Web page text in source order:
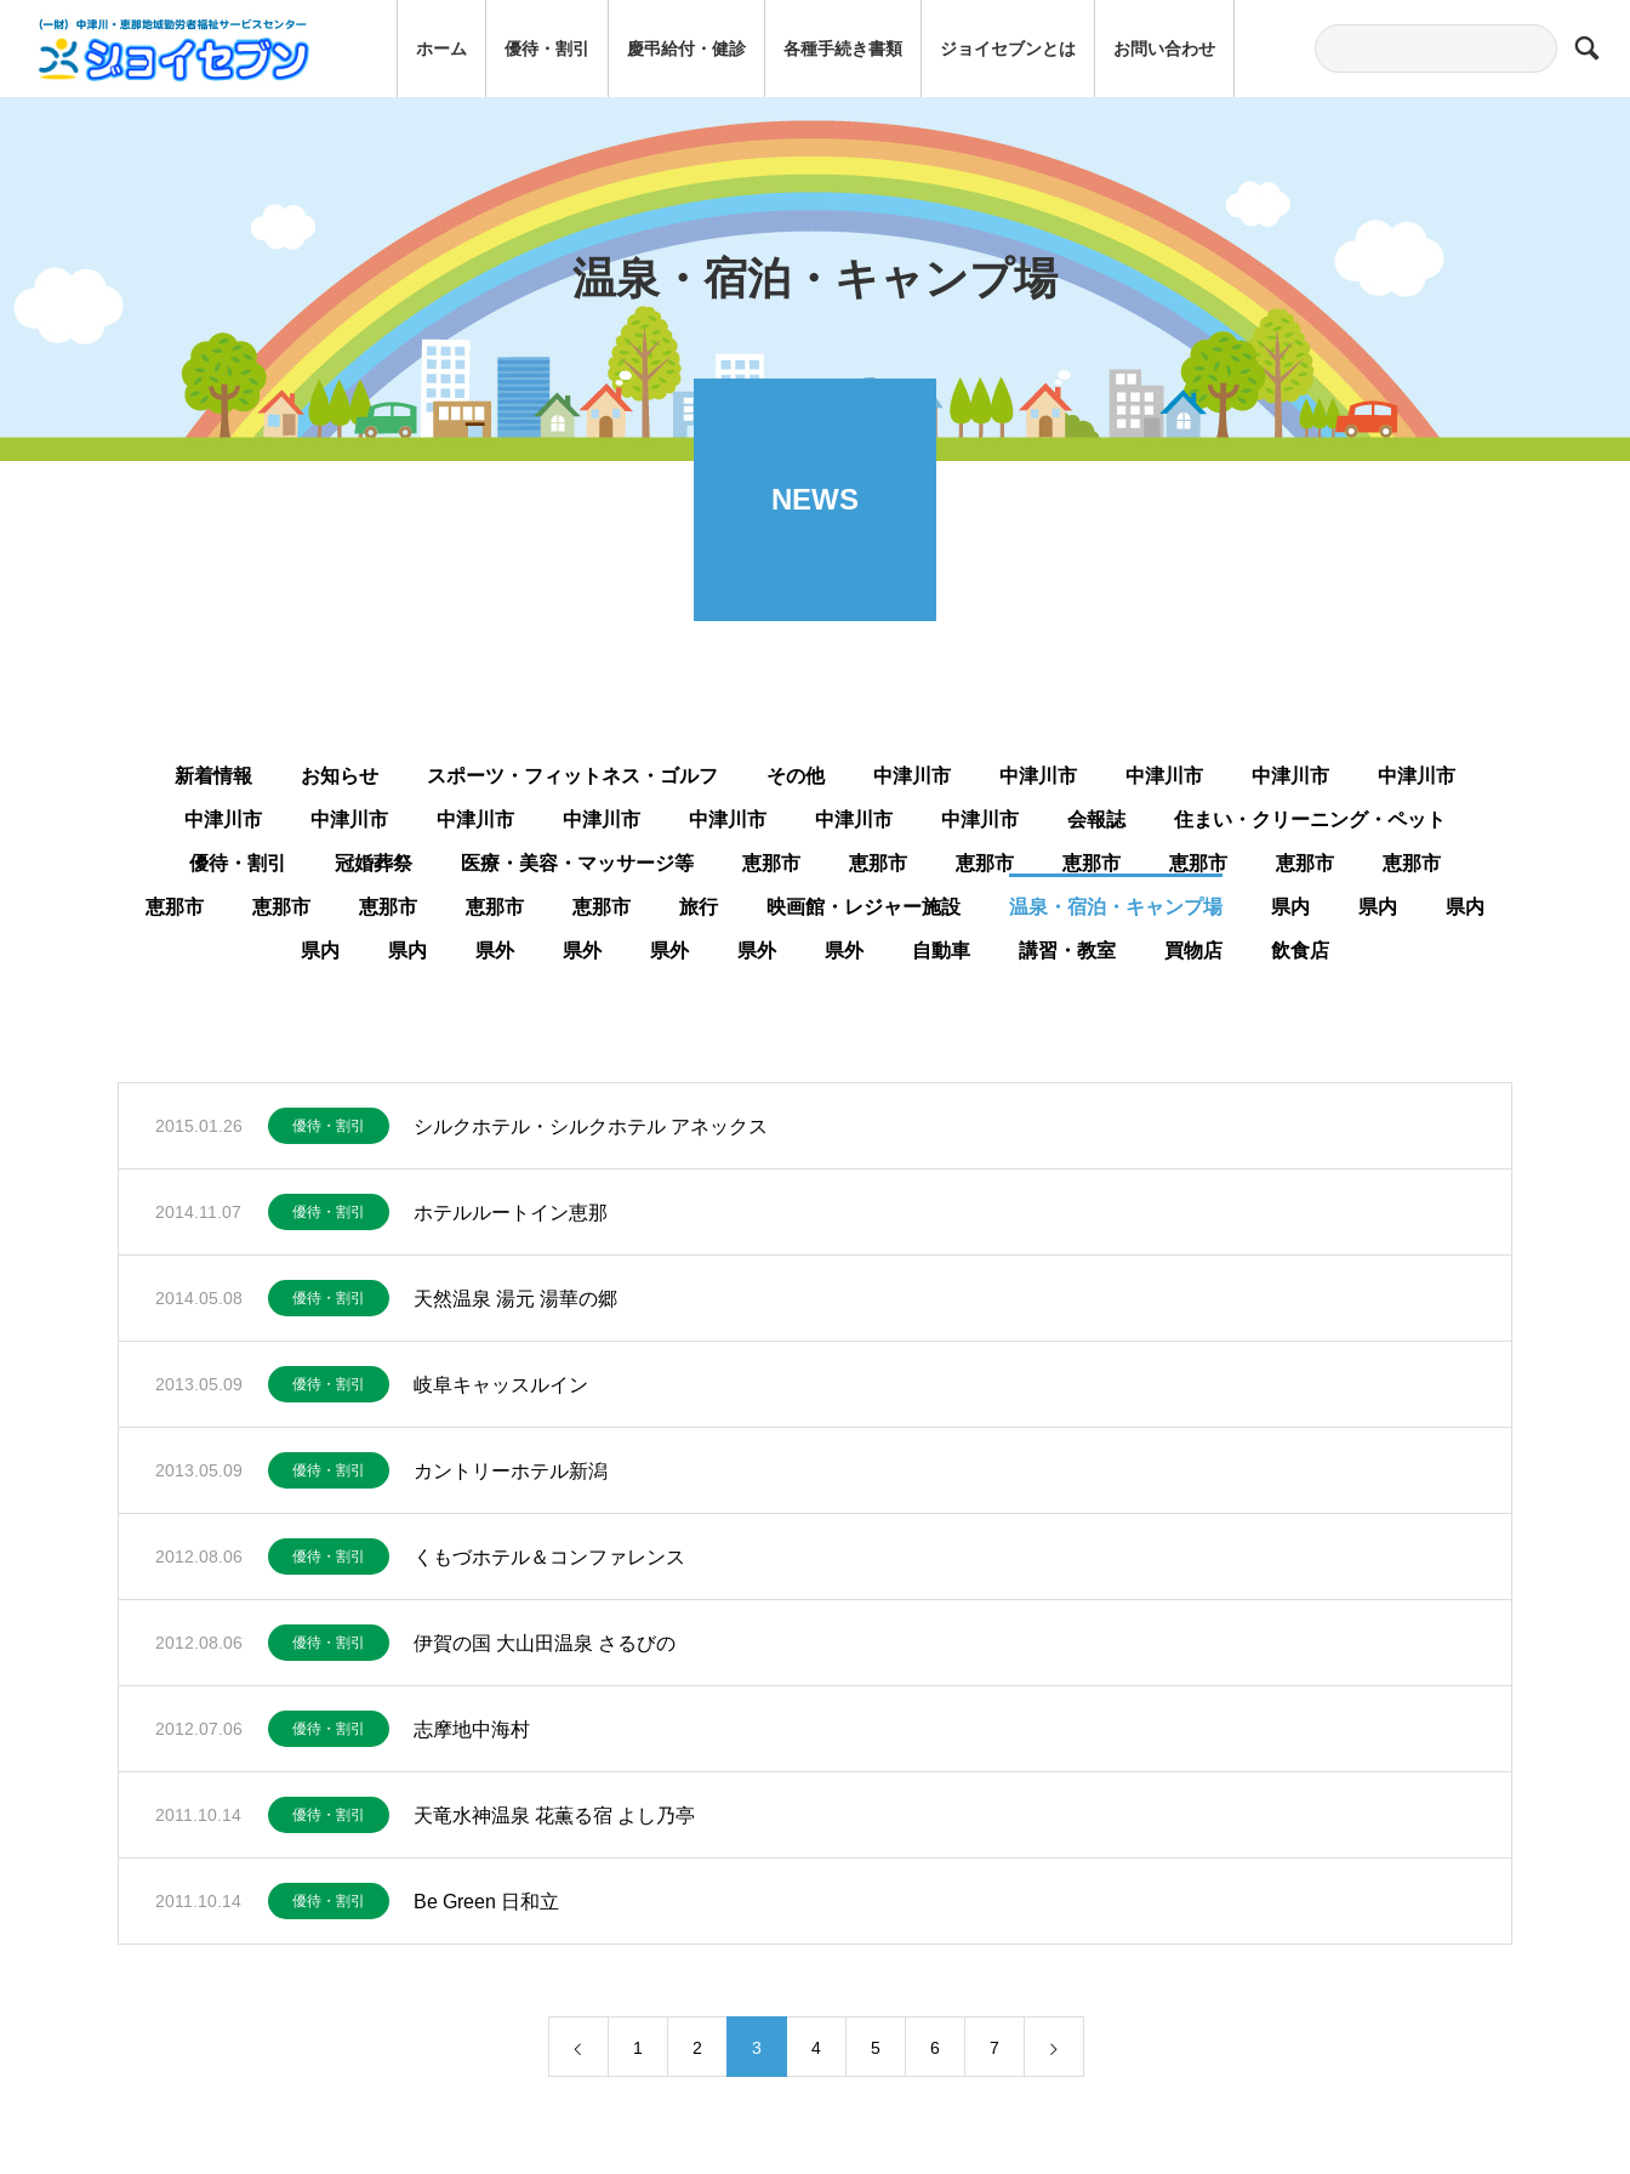
ホーム 優待・割引 慶弔給付・健診 各種手続き書類 ジョイセブンとは お問い合わせ
温泉・宿泊・キャンプ場
NEWS
新着情報 お知らせ スポーツ・フィットネス・ゴルフ その他 中津川市 中津川市 中津川市 中津川市 中津川市
中津川市 中津川市 中津川市 中津川市 中津川市 中津川市 中津川市 会報誌 住まい・クリーニング・ペット
優待・割引 冠婚葬祭 医療・美容・マッサージ等 恵那市 恵那市 恵那市 恵那市 恵那市 恵那市 恵那市
恵那市 恵那市 恵那市 恵那市 恵那市 旅行 映画館・レジャー施設 温泉・宿泊・キャンプ場 県内 県内 県内
県内 県内 県外 県外 県外 県外 県外 自動車 講習・教室 買物店 飲食店
2015.01.26 優待・割引 シルクホテル・シルクホテル アネックス
2014.11.07 優待・割引 ホテルルートイン恵那
2014.05.08 優待・割引 天然温泉 湯元 湯華の郷
2013.05.09 優待・割引 岐阜キャッスルイン
2013.05.09 優待・割引 カントリーホテル新潟
2012.08.06 優待・割引 くもづホテル＆コンファレンス
2012.08.06 優待・割引 伊賀の国 大山田温泉 さるびの
2012.07.06 優待・割引 志摩地中海村
2011.10.14 優待・割引 天竜水神温泉 花薫る宿 よし乃亭
2011.10.14 優待・割引 Be Green 日和立
1 2 3 4 5 6 7